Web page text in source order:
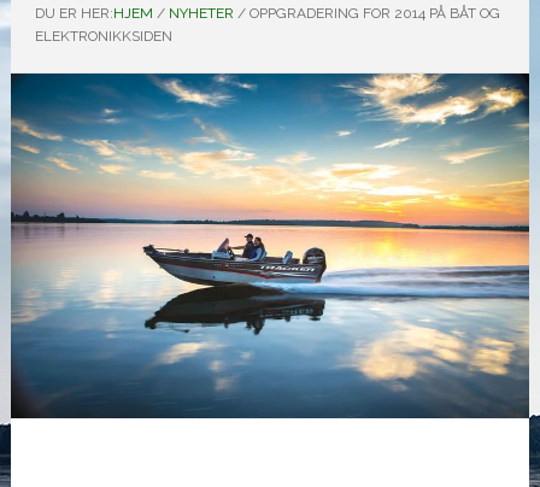
DU ER HER:HJEM / NYHETER /OPPGRADERING FOR 2014 PÅ BÅT OG
ELEKTRONIKKSIDEN